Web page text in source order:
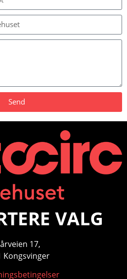
Send
VALG
17,
Kongsvinger